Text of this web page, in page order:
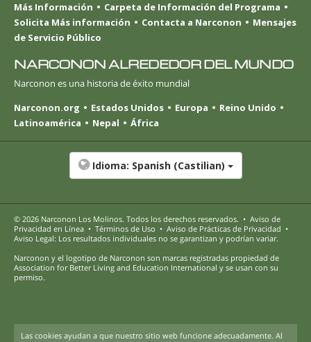
Más Información
Carpeta de Información del Programa
Solicita Más información
Contacta a Narconon
Mensajes
de Servicio Público
NARCONON ALREDEDOR DEL MUNDO
Narconon es una historia de éxito mundial
Narconon.org
Estados Unidos Europa
Reino Unido
Latinoamérica
Nepal África
Idioma: Spanish (Castilian)
© 2026 Narconon Los Molinos. Todos los derechos reservados. • Aviso de
Privacidad en Línea • Términos de Uso • Aviso de Prácticas de Privacidad •
Aviso Legal: Los resultados individuales no se garantizan y podrían variar.
Narconon y el logotipo de Narconon son marcas registradas propiedad de
Association for Better Living and Education International y se usan con su
permiso.
Las cookies ayudan a que nuestro sitio web funcione adecuadamente. Al